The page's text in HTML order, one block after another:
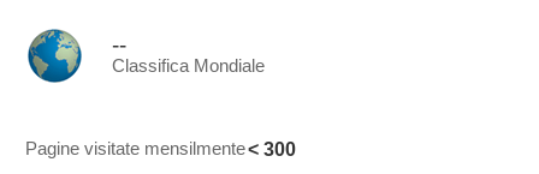
--
Classifica Mondiale
Pagine visitate mensilmente< 300